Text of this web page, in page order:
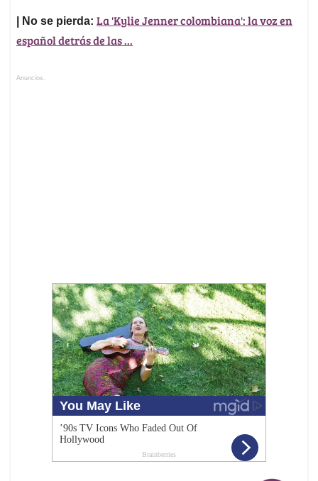
| No se pierda: La 'Kylie Jenner colombiana': la voz en
español detrás de las ...
Anuncios.